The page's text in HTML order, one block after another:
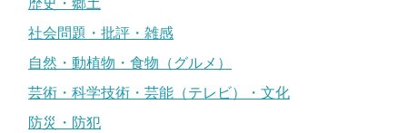
社会問題・批評・雑感
自然・動植物・食物（グルメ）
芸術・科学技術・芸能（テレビ）・文化
防災・防犯